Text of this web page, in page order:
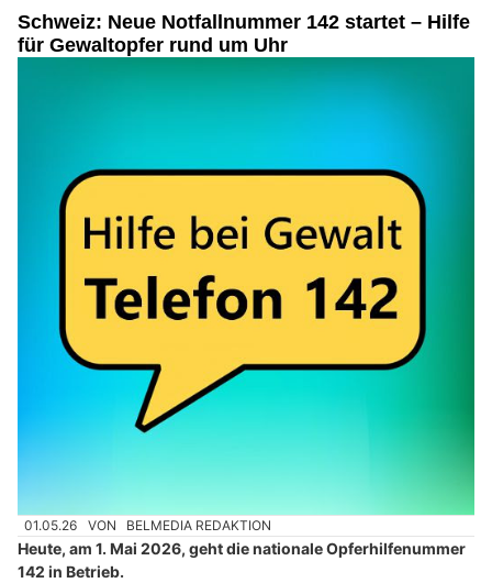
Schweiz: Neue Notfallnummer 142 startet – Hilfe
für Gewaltopfer rund um Uhr
01.05.26 VON BELMEDIA REDAKTION
Heute, am 1. Mai 2026, geht die nationale Opferhilfenummer
142 in Betrieb.